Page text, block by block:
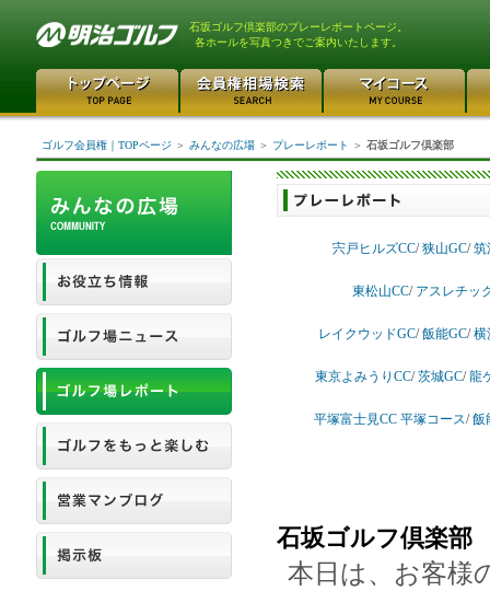
石坂ゴルフ倶楽部のプレーレポートページ。
各ホールを写真つきでご案内いたします。
ゴルフ会員権｜TOPページ ＞ みんなの広場 ＞ プレーレポート ＞ 石坂ゴルフ倶楽部
宍戸ヒルズCC/狭山GC/筑
東松山CC/ アスレチッ
レイクウッドGC/飯能GC/横
東京よみうりCC/茨城GC/龍
平塚富士見CC 平塚コース/飯
石坂ゴルフ倶楽部
本日は、お客様